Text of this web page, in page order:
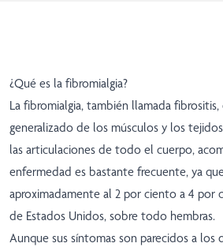
¿Qué es la fibromialgia?
La fibromialgia, también llamada
generalizado de los músculos y los
las articulaciones de todo el cuerpo,
enfermedad es bastante frecuente, ya
aproximadamente al 2 por ciento a 4 por
de Estados Unidos, sobre todo hembras.
Aunque sus síntomas son parecidos a los